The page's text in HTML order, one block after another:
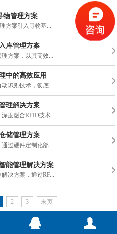
物管理方案
方案引入寻物基...
库管理方案
方案，以其高效...
中的高效应用
识别技术，彻底...
理解决方案
度融合RFID技术...
储管理方案
过硬件定制化部...
能管理解决方案
决方案，通过RF...
2 3 末页